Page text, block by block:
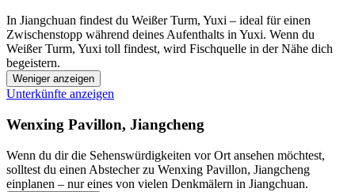
In Jiangchuan findest du Weißer Turm, Yuxi – ideal für einen
Zwischenstopp während deines Aufenthalts in Yuxi. Wenn du
Weißer Turm, Yuxi toll findest, wird Fischquelle in der Nähe dich
begeistern.
Weniger anzeigen
Unterkünfte anzeigen
Wenxing Pavillon, Jiangcheng
Wenn du dir die Sehenswürdigkeiten vor Ort ansehen möchtest,
solltest du einen Abstecher zu Wenxing Pavillon, Jiangcheng
einplanen – nur eines von vielen Denkmälern in Jiangchuan.